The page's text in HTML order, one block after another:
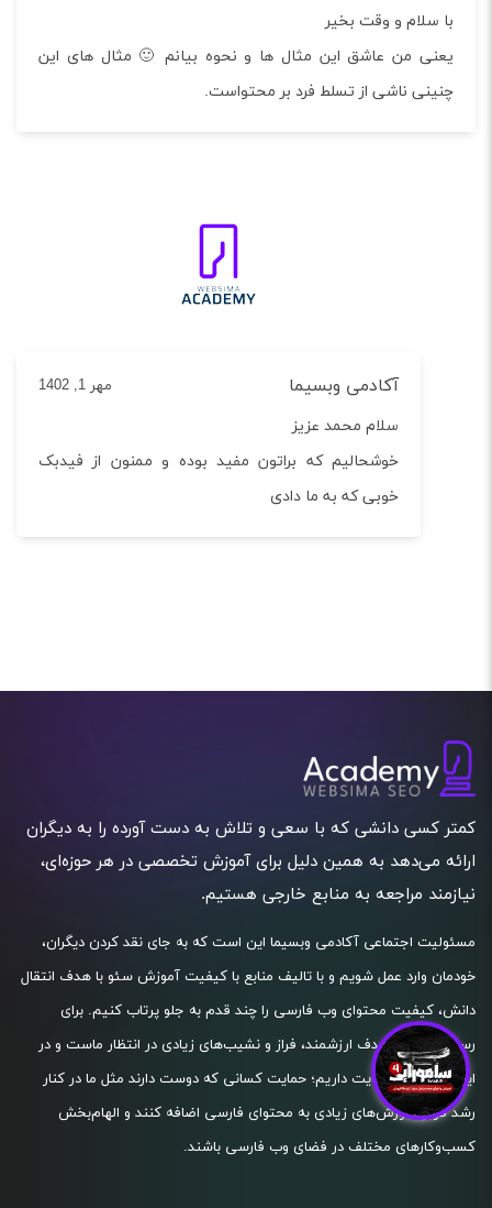
با سلام و وقت بخیر
یعنی من عاشق این مثال ها و نحوه بیانم 🙂 مثال های این
چنینی ناشی از تسلط فرد بر محتواست.
آکادمی وبسیما مهر 1, 1402
سلام محمد عزیز
خوشحالیم که براتون مفید بوده و ممنون از فیدبک
خوبی که به ما دادی
کمتر کسی دانشی که با سعی و تلاش به دست آورده را به دیگران
ارائه می‌دهد به همین دلیل برای آموزش تخصصی در هر حوزه‌ای،
نیازمند مراجعه به منابع خارجی هستیم.
مسئولیت اجتماعی آکادمی وبسیما این است که به جای نقد کردن دیگران،
خودمان وارد عمل شویم و با تالیف منابع با کیفیت آموزش سئو با هدف انتقال
دانش، کیفیت محتوای وب فارسی را چند قدم به جلو پرتاب کنیم. برای
رسیدن به این هدف ارزشمند، فراز و نشیب‌های زیادی در انتظار ماست و در
این راه نیاز به حمایت داریم؛ حمایت کسانی که دوست دارند مثل ما در کنار
رشد فردی، ارزش‌های زیادی به محتوای فارسی اضافه کنند و الهام‌بخش
کسب‌و‌کارهای مختلف در فضای وب فارسی باشند.